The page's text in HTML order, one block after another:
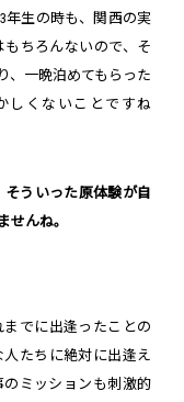
年生の時も、関西の実
ちろんないので、そ
、一晩泊めてもらった
しくないことですね
ういった原体験が自
せんね。
でに出逢ったことの
たちに絶対に出逢え
ミッションも刺激的